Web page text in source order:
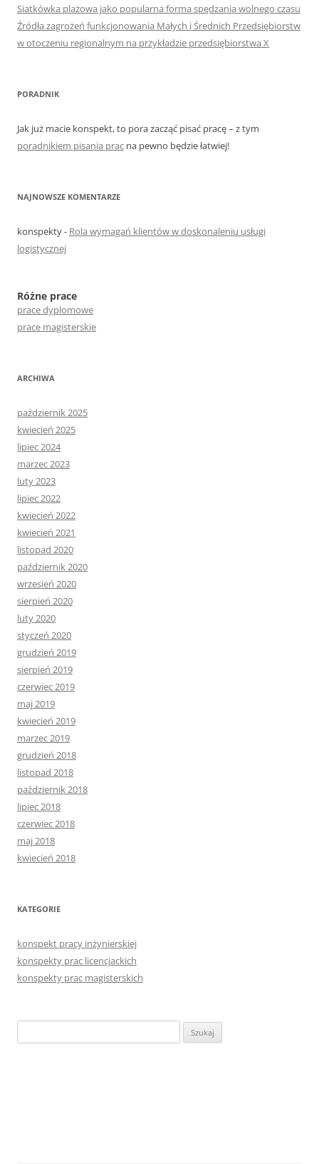
Siatkówka plażowa jako popularna forma spędzania wolnego czasu
Źródła zagrożeń funkcjonowania Małych i Średnich Przedsiębiorstw
w otoczeniu regionalnym na przykładzie przedsiębiorstwa X
PORADNIK
Jak już macie konspekt, to pora zacząć pisać pracę – z tym
poradnikiem pisania prac na pewno będzie łatwiej!
NAJNOWSZE KOMENTARZE
konspekty- Rola wymagań klientów w doskonaleniu usługi
logistycznej
Różne prace
prace dyplomowe
prace magisterskie
ARCHIWA
październik 2025
kwiecień 2025
lipiec 2024
marzec 2023
luty 2023
lipiec 2022
kwiecień 2022
kwiecień 2021
listopad 2020
październik 2020
wrzesień 2020
sierpień 2020
luty 2020
styczeń 2020
grudzień 2019
sierpień 2019
czerwiec 2019
maj 2019
kwiecień 2019
marzec 2019
grudzień 2018
listopad 2018
październik 2018
lipiec 2018
czerwiec 2018
maj 2018
kwiecień 2018
KATEGORIE
konspekt pracy inżynierskiej
konspekty prac licencjackich
konspekty prac magisterskich